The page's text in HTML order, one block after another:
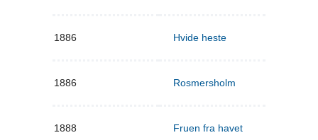
1886 Hvide heste
1886 Rosmersholm
1888 Fruen fra havet